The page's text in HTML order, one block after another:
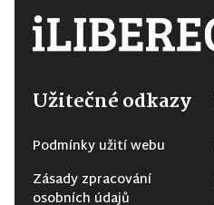
Užitečné odkazy
Podmínky užití webu
Zásady zpracování
osobních údajů